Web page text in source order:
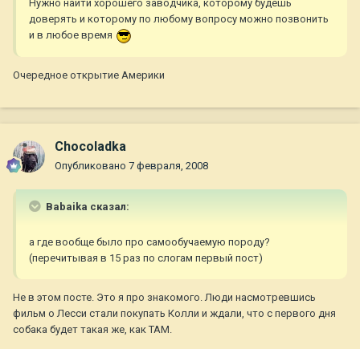
Нужно найти хорошего заводчика, которому будешь
доверять и которому по любому вопросу можно позвонить
и в любое время
Очередное открытие Америки
Chocoladka
Опубликовано 7 февраля, 2008
Babaika сказал:
а где вообще было про самообучаемую породу?
(перечитывая в 15 раз по слогам первый пост)
Не в этом посте. Это я про знакомого. Люди насмотревшись
фильм о Лесси стали покупать Колли и ждали, что с первого дня
собака будет такая же, как ТАМ.